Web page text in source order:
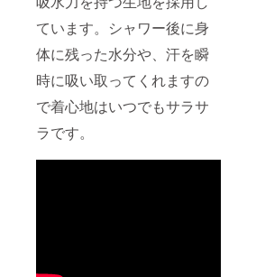
ています。シャワー後に身
体に残った水分や、汗を瞬
時に吸い取ってくれますの
で着心地はいつでもサラサ
ラです。